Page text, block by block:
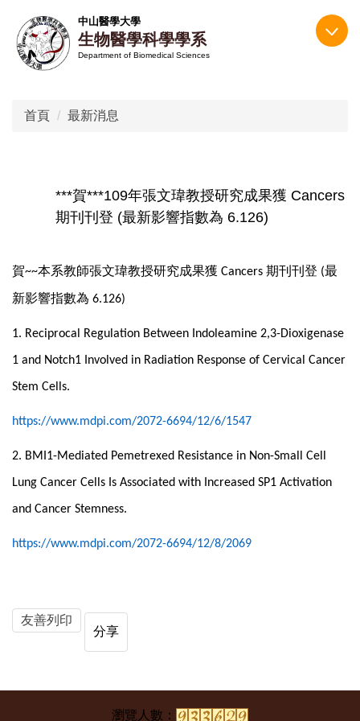
到
主
中山醫學大學
生物醫學科學學系
Department of Biomedical Sciences
首頁 最新消息
***賀***109年張文瑋教授研究成果獲 Cancers
期刊刊登 (最新影響指數為 6.126)
賀~~本系教師張文瑋教授研究成果獲 Cancers 期刊刊登 (最
新影響指數為 6.126)
1. Reciprocal Regulation Between Indoleamine 2,3-Dioxigenase
1 and Notch1 Involved in Radiation Response of Cervical Cancer
Stem Cells.
https://www.mdpi.com/2072-6694/12/6/1547
2. BMI1-Mediated Pemetrexed Resistance in Non-Small Cell
Lung Cancer Cells Is Associated with Increased SP1 Activation
and Cancer Stemness.
https://www.mdpi.com/2072-6694/12/8/2069
友善列印
分享